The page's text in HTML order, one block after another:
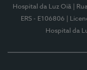
Hospital da Luz Oiã |
ERS - E106806
|
Hospital da